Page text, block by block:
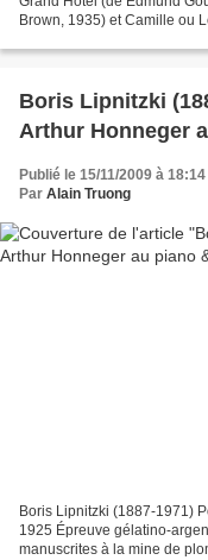
Brown, 1935) et Camille ou
Boris Lipnitzki
Arthur Honneger
Publié le 15/11/2009 à 18:14
Par Alain Truong
Boris Lipnitzki (1887-1971)
1925 Épreuve gélatino-
manuscrites à la mine de